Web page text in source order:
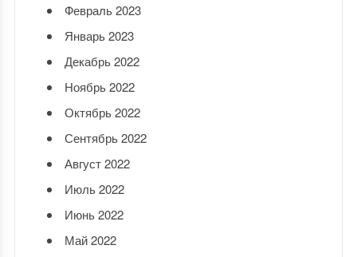
Февраль 2023
Январь 2023
Декабрь 2022
Ноябрь 2022
Октябрь 2022
Сентябрь 2022
Август 2022
Июль 2022
Июнь 2022
Май 2022